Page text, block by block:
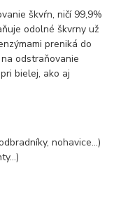
škvŕn, ničí 99,9%
odolné škvrny už
preniká do
odstraňovanie
bielej, ako aj
nohavice...)